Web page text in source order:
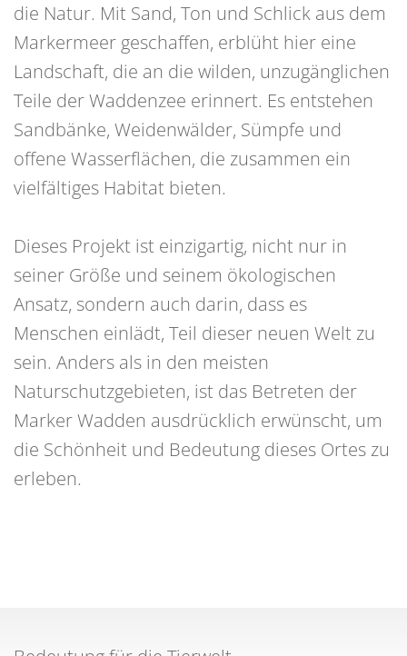
die Natur. Mit Sand, Ton und Schlick aus dem
Markermeer geschaffen, erblüht hier eine
Landschaft, die an die wilden, unzugänglichen
Teile der Waddenzee erinnert. Es entstehen
Sandbänke, Weidenwälder, Sümpfe und
offene Wasserflächen, die zusammen ein
vielfältiges Habitat bieten.
Dieses Projekt ist einzigartig, nicht nur in
seiner Größe und seinem ökologischen
Ansatz, sondern auch darin, dass es
Menschen einlädt, Teil dieser neuen Welt zu
sein. Anders als in den meisten
Naturschutzgebieten, ist das Betreten der
Marker Wadden ausdrücklich erwünscht, um
die Schönheit und Bedeutung dieses Ortes zu
erleben.